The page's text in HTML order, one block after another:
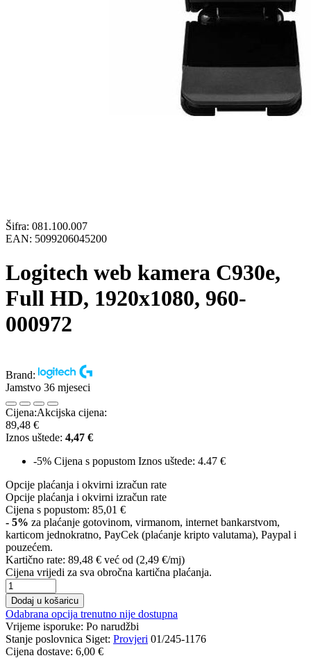
Šifra: 081.100.007
EAN: 5099206045200
Logitech web kamera C930e,
Full HD, 1920x1080, 960-
000972
Brand:
Jamstvo 36 mjeseci
Cijena:Akcijska cijena:
89,48 €
Iznos uštede: 4,47 €
-5% Cijena s popustom Iznos uštede: 4.47 €
Opcije plaćanja i okvirni izračun rate
Opcije plaćanja i okvirni izračun rate
Cijena s popustom: 85,01 €
- 5% za plaćanje gotovinom, virmanom, internet bankarstvom,
karticom jednokratno, PayCek (plaćanje kripto valutama), Paypal i
pouzećem.
Kartično rate: 89,48 € već od (2,49 €/mj)
Cijena vrijedi za sva obročna kartična plaćanja.
Dodaj u košaricu
Odabrana opcija trenutno nije dostupna
Vrijeme isporuke: Po narudžbi
Stanje poslovnica Siget: Provjeri 01/245-1176
Cijena dostave: 6,00 €